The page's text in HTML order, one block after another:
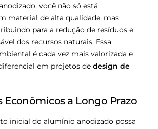
você não só está
material de alta qualidade, mas
para a redução de resíduos e
dos recursos naturais. Essa
é cada vez mais valorizada e
em projetos de design de
Econômicos a Longo Prazo
inicial do alumínio anodizado possa